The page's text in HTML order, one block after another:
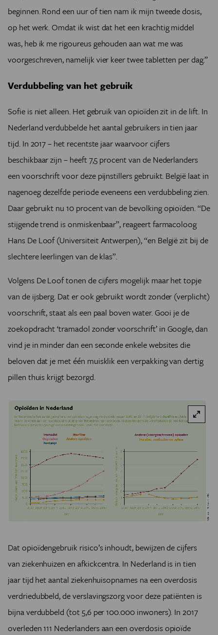
beginnen. Rond een uur of tien nam ik mijn tweede dosis,
op het werk. Omdat ik wist dat het een krachtig middel
was, heb ik me rigoureus gehouden aan wat me was
voorgeschreven, namelijk vier keer twee tabletten per dag.”
Verdubbeling van het gebruik
Sofie is niet alleen. Het gebruik van opioïden zit in de lift. In
Nederland verdubbelde het aantal gebruikers in tien jaar
tijd. In 2017 – het recentste jaar waarvoor cijfers
beschikbaar zijn – heeft 7,5 procent van de Nederlanders
een voorschrift voor deze pijnstillers gebruikt. België laat in
nagenoeg dezelfde periode eveneens een verdubbeling zien.
Daar gebruikt nu 10 procent van de bevolking opioïden. “De
stijgende trend is onmiskenbaar”, reageert farmacoloog
Hans De Loof (Universiteit Antwerpen), “en België zit bij de
slechtere leerlingen van de klas”.
Volgens De Loof tonen de cijfers mogelijk maar het topje
van de ijsberg. Dat er ook gebruikt wordt zonder (verplicht)
voorschrift, staat als een paal boven water. Gooi je de
zoekopdracht ‘tramadol zonder voorschrift’ in Google, dan
vind je in minder dan een seconde enkele websites die
beloven dat je met één muisklik een verpakking van dertig
pillen thuis krijgt bezorgd.
Dat opioïdengebruik risico’s inhoudt, bewijzen de cijfers
van ziekenhuizen en afkickcentra. In Nederland is in tien
jaar tijd het aantal ziekenhuisopnames na een overdosis
verdriedubbeld, de verslavingszorg voor deze patiënten is
bijna verdubbeld (tot 5,6 per 100.000 inwoners). In 2017
overleden 111 Nederlanders aan een overdosis opioïde